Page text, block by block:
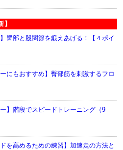
】
】臀部と股関節を鍛えあげる！【４ポイ
ーにもおすすめ】臀部筋を刺激するフロ
ー】階段でスピードトレーニング（9
ドを高めるための練習】加速走の方法と